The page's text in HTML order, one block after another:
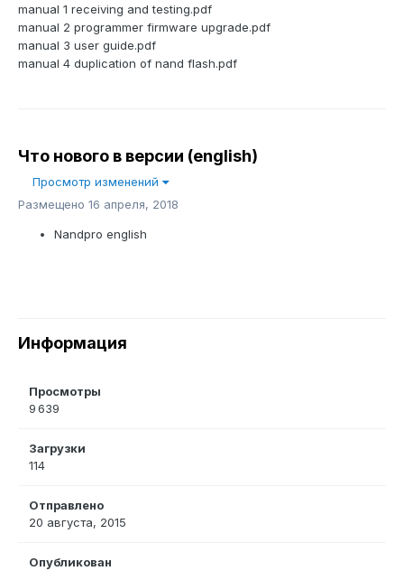
manual 1 receiving and testing.pdf
manual 2 programmer firmware upgrade.pdf
manual 3 user guide.pdf
manual 4 duplication of nand flash.pdf
Что нового в версии (english)
Просмотр изменений
Размещено 16 апреля, 2018
Nandpro english
Информация
Просмотры
9 639
Загрузки
114
Отправлено
20 августа, 2015
Опубликован